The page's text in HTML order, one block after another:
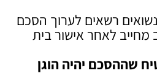
רשאים לערוך הסכם
מחייב לאחר אישור בית
שההסכם יהיה הוגן